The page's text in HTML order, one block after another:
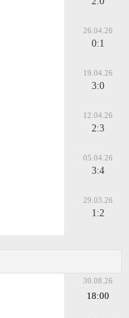
26.04.26
0:1
19.04.26
3:0
12.04.26
2:3
05.04.26
3:4
29.03.26
1:2
30.08.26
18:00